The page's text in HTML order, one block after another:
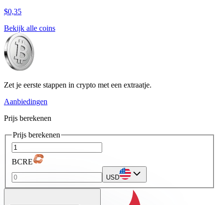
$0,35
Bekijk alle coins
Zet je eerste stappen in crypto met een extraatje.
Aanbiedingen
Prijs berekenen
Prijs berekenen
BCRE
USD